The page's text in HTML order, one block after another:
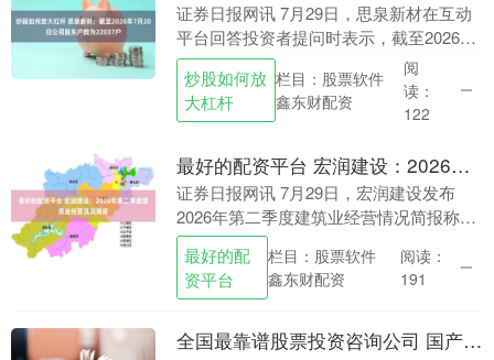
证券日报网讯 7月29日，思泉新材在互动
平台回答投资者提问时表示，截至2026年
7月20日公司股东户数为22037户。 （文章
来源：证券日报）炒股如何放大杠杆 ....
炒股如何放
大杠杆
栏目：股票软件
鑫东财配资
阅
读：
122
最好的配资平台 宏润建设：2026年第二季度建筑业经营情况简报
证券日报网讯 7月29日，宏润建设发布
2026年第二季度建筑业经营情况简报称，
公司2026年第二季度建筑业新签合同8
项，金额120082万元，其中市政项目2项
5....
最好的配
资平台
栏目：股票软件
鑫东财配资
阅读：
191
全国最靠谱股票投资咨询公司 国产手绘风ARPG新游明日发售！外媒：潜力与缺陷并存